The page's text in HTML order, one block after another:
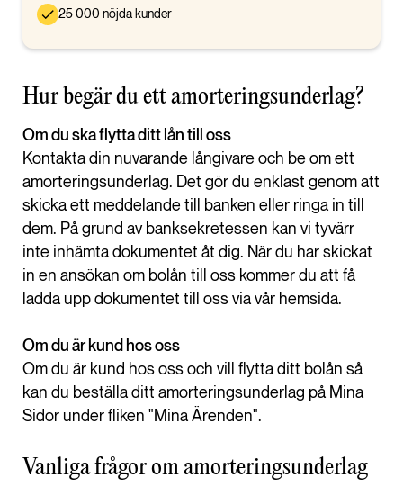
25 000 nöjda kunder
Hur begär du ett amorteringsunderlag?
Om du ska flytta ditt lån till oss
Kontakta din nuvarande långivare och be om ett
amorteringsunderlag. Det gör du enklast genom att
skicka ett meddelande till banken eller ringa in till
dem. På grund av banksekretessen kan vi tyvärr
inte inhämta dokumentet åt dig. När du har skickat
in en ansökan om bolån till oss kommer du att få
ladda upp dokumentet till oss via vår hemsida.
Om du är kund hos oss
Om du är kund hos oss och vill flytta ditt bolån så
kan du beställa ditt amorteringsunderlag på Mina
Sidor under fliken "Mina Ärenden".
Vanliga frågor om amorteringsunderlag